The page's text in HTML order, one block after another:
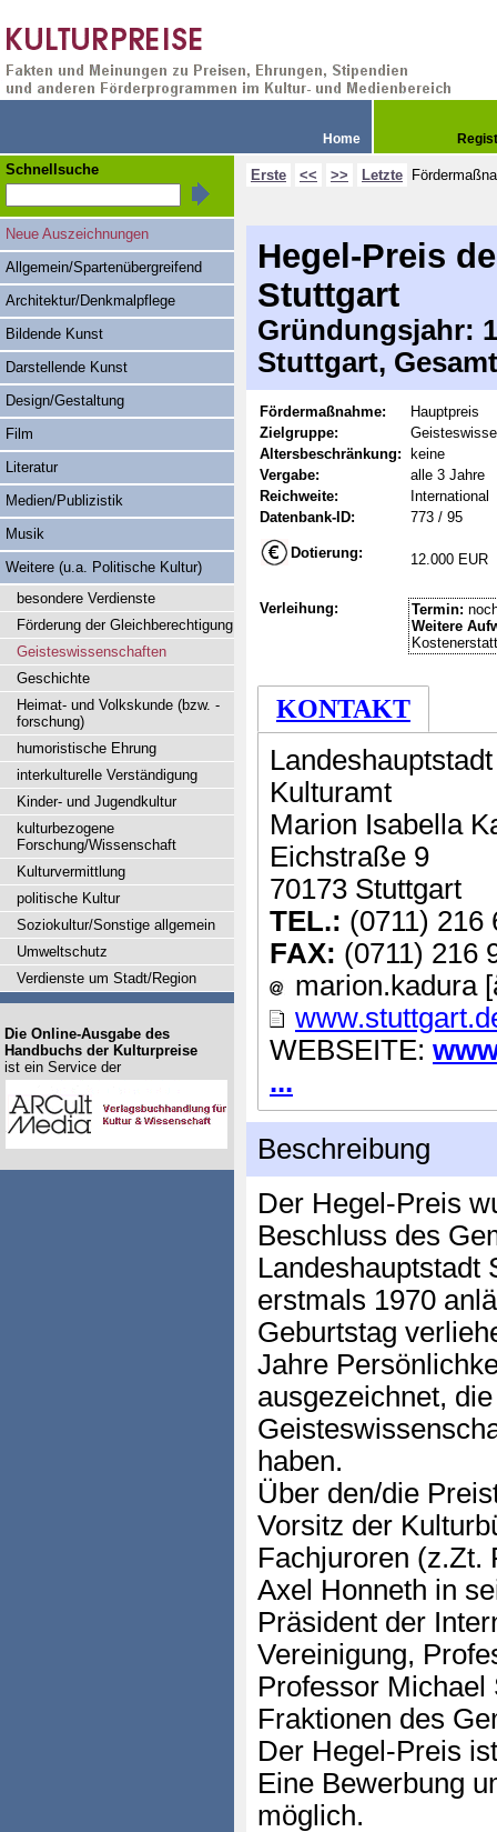
Home
Erste << >> Letzte
Hegel-Preis
Stuttgart
Gründungsjahr:
Stuttgart,
Fördermaßnahme:
Hauptpreis
Zielgruppe:
Altersbeschränkung:
keine
Vergabe:
alle 3 Jahre
Reichweite:
International
Datenbank-ID:
773 / 95
Dotierung: 12.000 EUR
Verleihung: Termin:
Weitere
KONTAKT
Kulturamt
Marion Isabella
Eichstraße 9
70173 Stuttgart
TEL.: (0711) 216
FAX: (0711) 216
marion.kadura
WEBSEITE:
...
Beschreibung
Der Hegel-Preis
Beschluss des
Landeshauptstadt
erstmals 1970
Geburtstag
Jahre
ausgezeichnet,
haben.
Über den/die
Vorsitz der
Fachjuroren (z.Zt.
Axel Honneth in
Präsident der
Vereinigung,
Professor Michael
Fraktionen des
Der Hegel-Preis
Eine Bewerbung
möglich.
Schnellsuche
Neue Auszeichnungen
Allgemein/Spartenübergreifend
Architektur/Denkmalpflege
Bildende Kunst
Darstellende Kunst
Design/Gestaltung
Film
Literatur
Medien/Publizistik
Musik
Weitere (u.a. Politische Kultur)
besondere Verdienste
Förderung der Gleichberechtigung
Geisteswissenschaften
Geschichte
Heimat- und Volkskunde (bzw. -
forschung)
humoristische Ehrung
interkulturelle Verständigung
Kinder- und Jugendkultur
kulturbezogene
Forschung/Wissenschaft
Kulturvermittlung
politische Kultur
Soziokultur/Sonstige allgemein
Umweltschutz
Verdienste um Stadt/Region
Die Online-Ausgabe des
Handbuchs der Kulturpreise
ist ein Service der